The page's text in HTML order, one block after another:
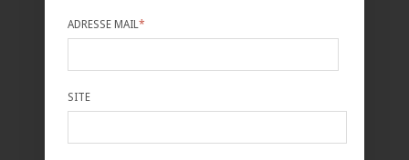
ADRESSE MAIL*
SITE